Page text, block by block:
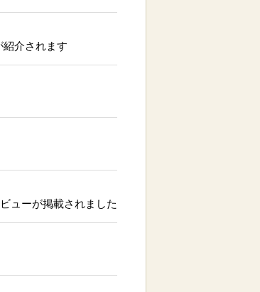
紹介されます
ューが掲載されました